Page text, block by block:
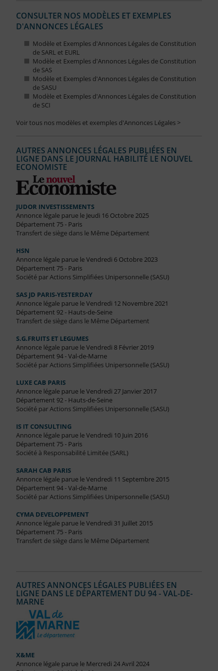
CONSULTER NOS MODÈLES ET EXEMPLES
D'ANNONCES LÉGALES
Modèle et Exemples d'Annonces Légales de Constitution
de SARL et EURL
Modèle et Exemples d'Annonces Légales de Constitution
de SAS
Modèle et Exemples d'Annonces Légales de Constitution
de SASU
Modèle et Exemples d'Annonces Légales de Constitution
de SCI
Voir tous nos modèles et exemples d'Annonces Légales >
AUTRES ANNONCES LÉGALES PUBLIÉES EN
LIGNE DANS LE JOURNAL HABILITÉ LE NOUVEL
ECONOMISTE
JUDOR INVESTISSEMENTS
Annonce légale parue le Jeudi 16 Octobre 2025
Département 75 - Paris
Transfert de siège dans le Même Département
HSN
Annonce légale parue le Vendredi 6 Octobre 2023
Département 75 - Paris
Société par Actions Simplifiées Unipersonnelle (SASU)
SAS JD PARIS-YESTERDAY
Annonce légale parue le Vendredi 12 Novembre 2021
Département 92 - Hauts-de-Seine
Transfert de siège dans le Même Département
S.G.FRUITS ET LEGUMES
Annonce légale parue le Vendredi 8 Février 2019
Département 94 - Val-de-Marne
Société par Actions Simplifiées Unipersonnelle (SASU)
LUXE CAB PARIS
Annonce légale parue le Vendredi 27 Janvier 2017
Département 92 - Hauts-de-Seine
Société par Actions Simplifiées Unipersonnelle (SASU)
IS IT CONSULTING
Annonce légale parue le Vendredi 10 Juin 2016
Département 75 - Paris
Société à Responsabilité Limitée (SARL)
SARAH CAB PARIS
Annonce légale parue le Vendredi 11 Septembre 2015
Département 94 - Val-de-Marne
Société par Actions Simplifiées Unipersonnelle (SASU)
CYMA DEVELOPPEMENT
Annonce légale parue le Vendredi 31 Juillet 2015
Département 75 - Paris
Transfert de siège dans le Même Département
AUTRES ANNONCES LÉGALES PUBLIÉES EN
LIGNE DANS LE DÉPARTEMENT DU 94 - VAL-DE-
MARNE
X&ME
Annonce légale parue le Mercredi 24 Avril 2024